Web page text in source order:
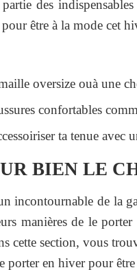
des
être à la mode cet
oversize ouà une
confortables
ta tenue avec
BIEN LE
incontournable de la
manières de le
cette section, vous
porter en hiver pour